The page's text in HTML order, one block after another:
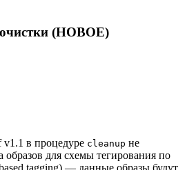
(НОВОЕ)
в процедуре cleanup не
образов для схемы тегирования по
tagging) — данные образы будут